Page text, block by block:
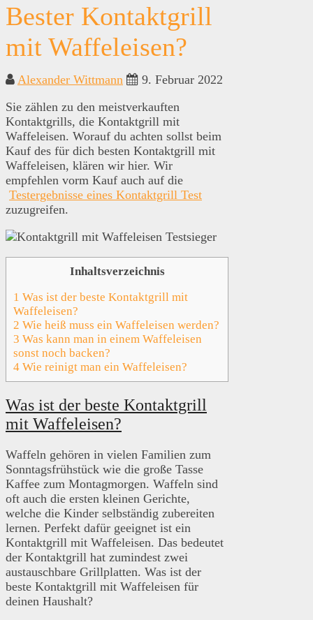
Bester Kontaktgrill
mit Waffeleisen?
Alexander Wittmann
9. Februar 2022
Sie zählen zu den meistverkauften
Kontaktgrills, die Kontaktgrill mit
Waffeleisen. Worauf du achten sollst beim
Kauf des für dich besten Kontaktgrill mit
Waffeleisen, klären wir hier. Wir
empfehlen vorm Kauf auch auf die
Testergebnisse eines Kontaktgrill Test
zuzugreifen.
Inhaltsverzeichnis
1 Was ist der beste Kontaktgrill mit
Waffeleisen?
2 Wie heiß muss ein Waffeleisen werden?
3 Was kann man in einem Waffeleisen
sonst noch backen?
4 Wie reinigt man ein Waffeleisen?
Was ist der beste Kontaktgrill
mit Waffeleisen?
Waffeln gehören in vielen Familien zum
Sonntagsfrühstück wie die große Tasse
Kaffee zum Montagmorgen. Waffeln sind
oft auch die ersten kleinen Gerichte,
welche die Kinder selbständig zubereiten
lernen. Perfekt dafür geeignet ist ein
Kontaktgrill mit Waffeleisen. Das bedeutet
der Kontaktgrill hat zumindest zwei
austauschbare Grillplatten. Was ist der
beste Kontaktgrill mit Waffeleisen für
deinen Haushalt?